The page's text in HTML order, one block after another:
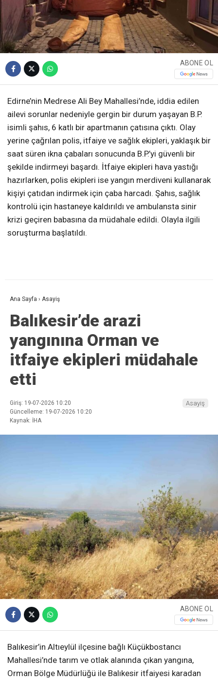
ABONE OL
Edirne’nin Medrese Ali Bey Mahallesi’nde, iddia edilen
ailevi sorunlar nedeniyle gergin bir durum yaşayan B.P.
isimli şahıs, 6 katlı bir apartmanın çatısına çıktı. Olay
yerine çağrılan polis, itfaiye ve sağlık ekipleri, yaklaşık bir
saat süren ikna çabaları sonucunda B.P.’yi güvenli bir
şekilde indirmeyi başardı. İtfaiye ekipleri hava yastığı
hazırlarken, polis ekipleri ise yangın merdiveni kullanarak
kişiyi çatıdan indirmek için çaba harcadı. Şahıs, sağlık
kontrolü için hastaneye kaldırıldı ve ambulansta sinir
krizi geçiren babasına da müdahale edildi. Olayla ilgili
soruşturma başlatıldı.
Ana Sayfa › Asayiş
Balıkesir’de arazi
yangınına Orman ve
itfaiye ekipleri müdahale
etti
Giriş: 19-07-2026 10:20
Güncelleme: 19-07-2026 10:20
Kaynak: İHA
Asayiş
ABONE OL
Balıkesir’in Altıeylül ilçesine bağlı Küçükbostancı
Mahallesi’nde tarım ve otlak alanında çıkan yangına,
Orman Bölge Müdürlüğü ile Balıkesir itfaiyesi karadan